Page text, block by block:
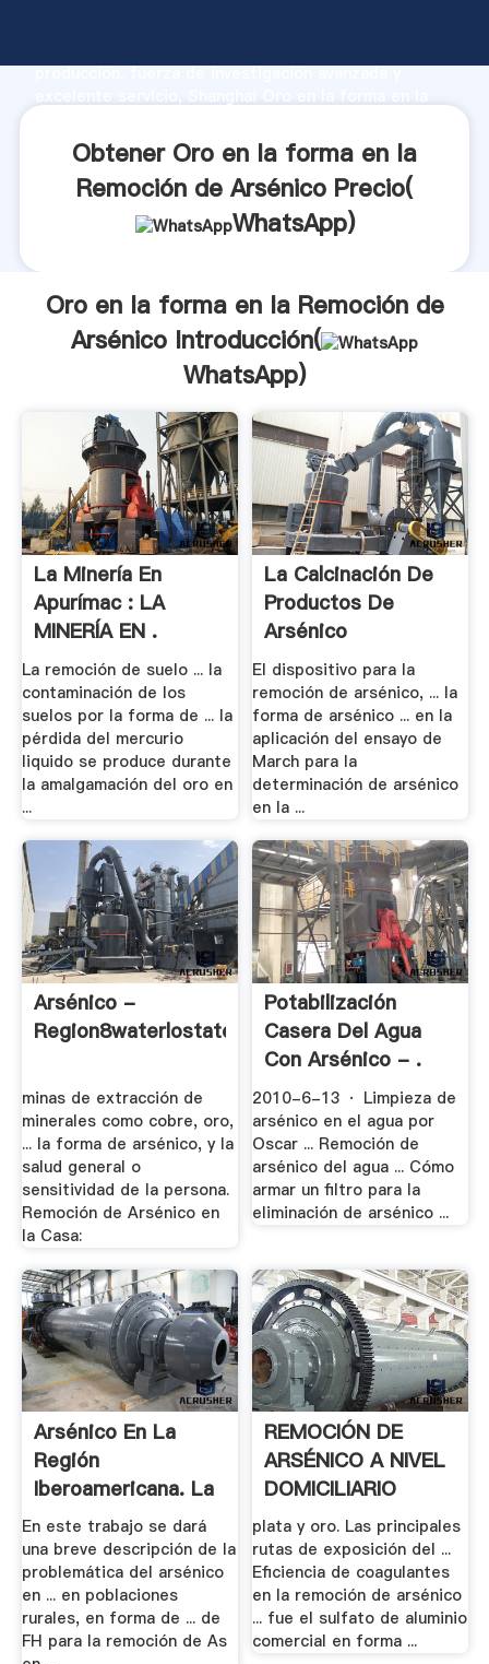
producción, fuerza de investigación avanzada y
aporta valores a todos los clientes.
Obtener Oro en la forma en la
Remoción de Arsénico Precio(
WhatsApp)
Oro en la forma en la Remoción de
Arsénico Introducción(
WhatsApp)
La Minería En
Apurímac : LA
MINERÍA EN .
La remoción de suelo ... la
contaminación de los
suelos por la forma de ... la
pérdida del mercurio
liquido se produce durante
la amalgamación del oro en
...
La Calcinación De
Productos De
Arsénico
El dispositivo para la
remoción de arsénico, ... la
forma de arsénico ... en la
aplicación del ensayo de
March para la
determinación de arsénico
en la ...
Arsénico -
Region8waterlostate.edu
minas de extracción de
minerales como cobre, oro,
... la forma de arsénico, y la
salud general o
sensitividad de la persona.
Remoción de Arsénico en
la Casa:
Potabilización
Casera Del Agua
Con Arsénico - .
2010-6-13 · Limpieza de
arsénico en el agua por
Oscar ... Remoción de
arsénico del agua ... Cómo
armar un filtro para la
eliminación de arsénico ...
Arsénico En La
Región
Iberoamericana. La
Red .
En este trabajo se dará
una breve descripción de la
problemática del arsénico
en ... en poblaciones
rurales, en forma de ... de
FH para la remoción de As
REMOCIÓN DE
ARSÉNICO A NIVEL
DOMICILIARIO
plata y oro. Las principales
rutas de exposición del ...
Eficiencia de coagulantes
en la remoción de arsénico
... fue el sulfato de aluminio
comercial en forma ...